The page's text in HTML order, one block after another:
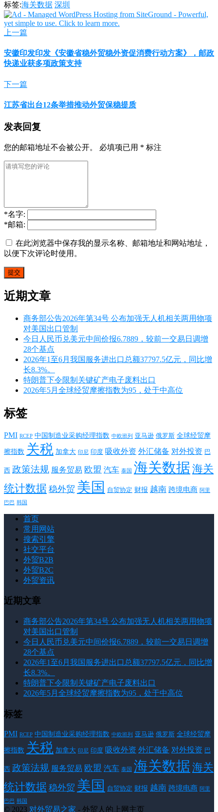
标签:海关数据 深圳
上一篇
安徽印发印发《安徽省稳外贸稳外资促消费行动方案》，邮政
快递业获多项政策支持
下一篇
江苏省出台12条举措推动外贸保稳提质
发表回复
您的邮箱地址不会被公开。 必填项已用 * 标注
*名字:
*邮箱:
在此浏览器中保存我的显示名称、邮箱地址和网站地址，
以便下次评论时使用。
近期文章
商务部公告2026年第34号 公布加强无人机相关两用物项
对美国出口管制
今日人民币兑美元中间价报6.7889，较前一交易日调增
28个基点
2026年1至6月我国服务进出口总额37797.5亿元，同比增
长8.3%。
特朗普下令限制关键矿产电子废料出口
2026年5月全球经贸摩擦指数为95，处于中高位
标签
PMI RCEP 中国制造业采购经理指数 中欧班列 亚马逊 俄罗斯 全球经贸摩
擦指数 关税 加拿大 印尼 印度 吸收外资 外汇储备 对外投资 巴
西 政策法规 服务贸易 欧盟 汽车 泰国 海关数据 海关
统计数据 稳外贸 美国 自贸协定 财报 越南 跨境电商 阿里
巴巴 韩国
首页
常用网站
搜索引擎
社交平台
外贸B2B
外贸B2C
外贸资讯
近期文章
商务部公告2026年第34号 公布加强无人机相关两用物项
对美国出口管制
今日人民币兑美元中间价报6.7889，较前一交易日调增
28个基点
2026年1至6月我国服务进出口总额37797.5亿元，同比增
长8.3%。
特朗普下令限制关键矿产电子废料出口
2026年5月全球经贸摩擦指数为95，处于中高位
标签
PMI RCEP 中国制造业采购经理指数 中欧班列 亚马逊 俄罗斯 全球经贸摩
擦指数 关税 加拿大 印尼 印度 吸收外资 外汇储备 对外投资 巴
西 政策法规 服务贸易 欧盟 汽车 泰国 海关数据 海关
统计数据 稳外贸 美国 自贸协定 财报 越南 跨境电商 阿里
巴巴 韩国
© 2023 对外贸易之家 - 外贸人的上网主页